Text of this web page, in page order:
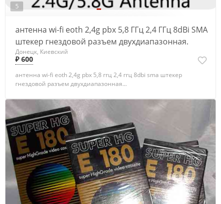
5
антенна wi-fi eoth 2,4g pbx 5,8 ГГц 2,4 ГГц 8dBi SMA
штекер гнездовой разъем двухдиапазонная.
Донецк, Киевский
₽ 600
антенна wi-fi eoth 2,4g pbx 5,8 ггц 2,4 ггц 8dbi sma штекер
гнездовой разъем двухдиапазонная...